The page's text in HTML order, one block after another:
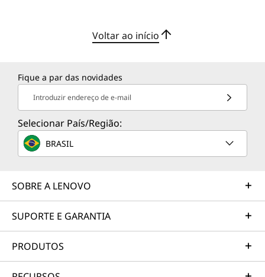
Voltar ao início
Fique a par das novidades
Introduzir endereço de e-mail
Selecionar País/Região:
BRASIL
SOBRE A LENOVO
SUPORTE E GARANTIA
PRODUTOS